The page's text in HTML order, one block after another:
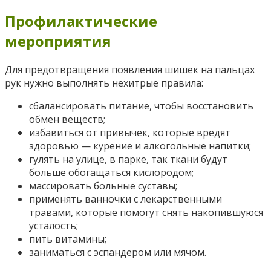
Профилактические
мероприятия
Для предотвращения появления шишек на пальцах
рук нужно выполнять нехитрые правила:
сбалансировать питание, чтобы восстановить
обмен веществ;
избавиться от привычек, которые вредят
здоровью — курение и алкогольные напитки;
гулять на улице, в парке, так ткани будут
больше обогащаться кислородом;
массировать больные суставы;
применять ванночки с лекарственными
травами, которые помогут снять накопившуюся
усталость;
пить витамины;
заниматься с эспандером или мячом.